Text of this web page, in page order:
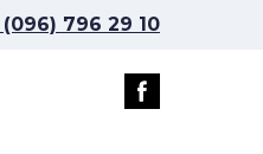
(096) 796 29 10